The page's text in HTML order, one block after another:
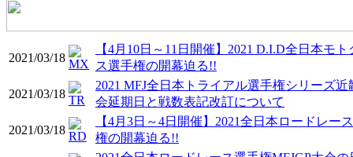
2021/03/18
【4月10日～11日開催】2021 D.I.D全日本モト
ス選手権の開幕迫る!!
2021/03/18
2021 MFJ全日本トライアル選手権シリーズ近
会延期日と戦数表記改訂について
2021/03/18
【4月3日～4日開催】2021全日本ロードレー
権の開幕迫る!!